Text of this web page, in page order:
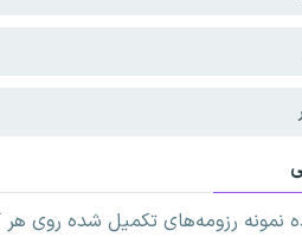
رزومه‌های تکمیل شده روی هر